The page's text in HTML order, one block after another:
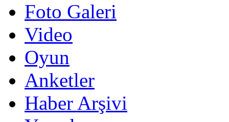
Foto Galeri
Video
Oyun
Anketler
Haber Arşivi